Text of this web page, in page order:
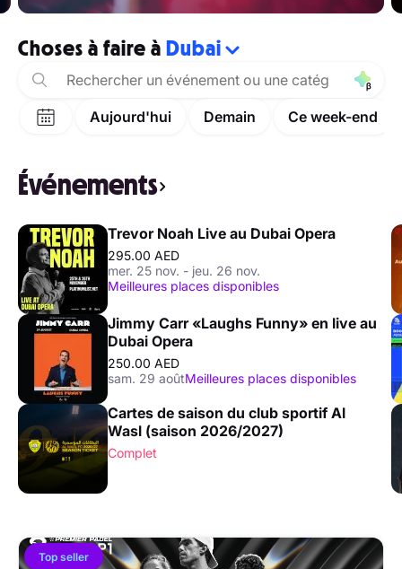
Choses à faire à Dubai
Aujourd'hui Demain Ce week-end
Événements
Trevor Noah Live au Dubai Opera
295.00 AED
mer. 25 nov. - jeu. 26 nov.
Meilleures places disponibles
Jimmy Carr «Laughs Funny» en live au
Dubai Opera
250.00 AED
sam. 29 aoûtMeilleures places disponibles
Cartes de saison du club sportif Al
Wasl (saison 2026/2027)
Complet
Top seller